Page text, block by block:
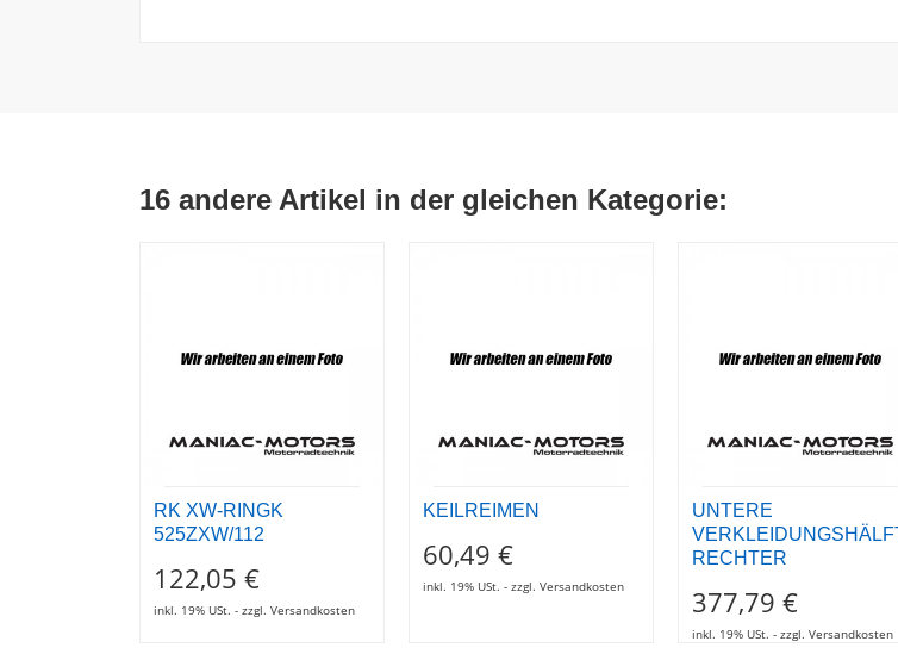
16 andere Artikel in der gleichen Kategorie:
RK XW-RINGK
525ZXW/112
122,05 €
inkl. 19% USt. - zzgl. Versandkosten
KEILREIMEN
60,49 €
inkl. 19% USt. - zzgl. Versandkosten
UNTERE
RECHTER
377,79 €
inkl. 19% USt. - zzgl. Versandkosten